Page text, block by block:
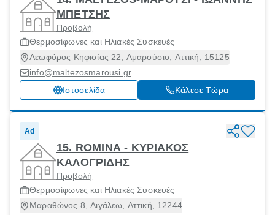
ΜΠΕΤΣΗΣ
Προβολή
Θερμοσίφωνες και Ηλιακές Συσκευές
Λεωφόρος Κηφισίας 22, Αμαρούσιο, Αττική, 15125
info@maltezosmarousi.gr
Ιστοσελίδα
Κάλεσε Τώρα
Ad
15. ROMINA - ΚΥΡΙΑΚΟΣ
ΚΑΛΟΓΡΙΔΗΣ
Προβολή
Θερμοσίφωνες και Ηλιακές Συσκευές
Μαραθώνος 8, Αιγάλεω, Αττική, 12244